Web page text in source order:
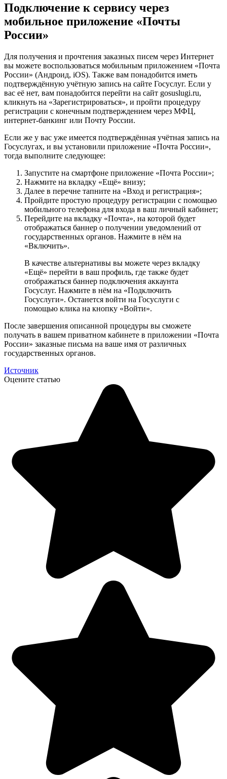
Подключение к сервису через
мобильное приложение «Почты
России»
Для получения и прочтения заказных писем через Интернет
вы можете воспользоваться мобильным приложением «Почта
России» (Андроид, iOS). Также вам понадобится иметь
подтверждённую учётную запись на сайте Госуслуг. Если у
вас её нет, вам понадобится перейти на сайт gosuslugi.ru,
кликнуть на «Зарегистрироваться», и пройти процедуру
регистрации с конечным подтверждением через МФЦ,
интернет-банкинг или Почту России.
Если же у вас уже имеется подтверждённая учётная запись на
Госуслугах, и вы установили приложение «Почта России»,
тогда выполните следующее:
Запустите на смартфоне приложение «Почта России»;
Нажмите на вкладку «Ещё» внизу;
Далее в перечне тапните на «Вход и регистрация»;
Пройдите простую процедуру регистрации с помощью
мобильного телефона для входа в ваш личный кабинет;
Перейдите на вкладку «Почта», на которой будет
отображаться баннер о получении уведомлений от
государственных органов. Нажмите в нём на
«Включить».
В качестве альтернативы вы можете через вкладку
«Ещё» перейти в ваш профиль, где также будет
отображаться баннер подключения аккаунта
Госуслуг. Нажмите в нём на «Подключить
Госуслуги». Останется войти на Госуслуги с
помощью клика на кнопку «Войти».
После завершения описанной процедуры вы сможете
получать в вашем приватном кабинете в приложении «Почта
России» заказные письма на ваше имя от различных
государственных органов.
Источник
Оцените статью